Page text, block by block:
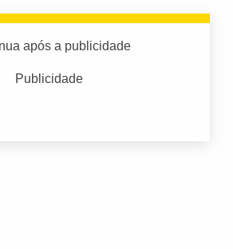
após a publicidade
Publicidade